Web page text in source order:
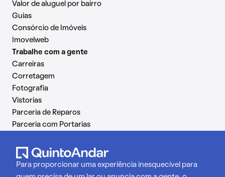
Valor de aluguel por bairro
Guias
Consórcio de Imóveis
Imovelweb
Trabalhe com a gente
Carreiras
Corretagem
Fotografia
Vistorias
Parceria de Reparos
Parceria com Portarias
Para proporcionar uma experiência inesquecível para